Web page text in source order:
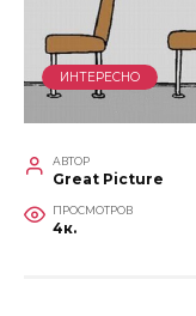
ИНТЕРЕСНО
АВТОР
Great Picture
ПРОСМОТРОВ
4к.